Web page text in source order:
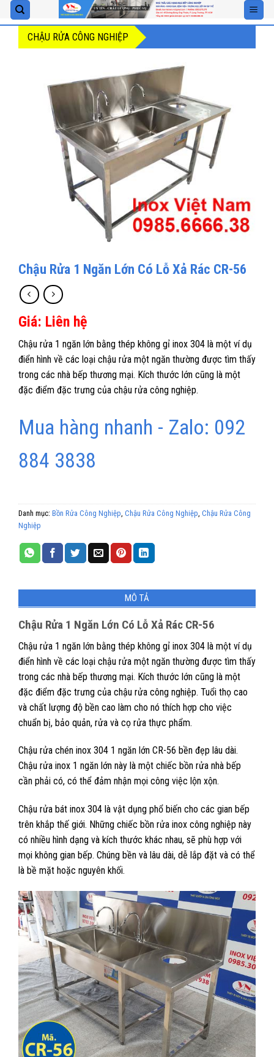
Skip
to
contentCHẬU RỬA CÔNG NGHIỆP
Chậu Rửa 1 Ngăn Lớn Có Lỗ Xả Rác CR-56
Giá: Liên hệ
Chậu rửa 1 ngăn lớn bằng thép không gỉ inox 304 là một ví dụ
điển hình về các loại chậu rửa một ngăn thường được tìm thấy
trong các nhà bếp thương mại. Kích thước lớn cũng là một
đặc điểm đặc trưng của chậu rửa công nghiệp.
Mua hàng nhanh - Zalo: 092
884 3838
Danh mục: Bồn Rửa Công Nghiệp Chậu Rửa Công Nghiệp Chậu Rửa Công
Nghiệp
MÔ TẢ
Chậu Rửa 1 Ngăn Lớn Có Lỗ Xả Rác CR-56
Chậu rửa 1 ngăn lớn bằng thép không gỉ inox 304 là một ví dụ
điển hình về các loại chậu rửa một ngăn thường được tìm thấy
trong các nhà bếp thương mại. Kích thước lớn cũng là một
đặc điểm đặc trưng của chậu rửa công nghiệp. Tuổi thọ cao
và chất lượng độ bền cao làm cho nó thích hợp cho việc
chuẩn bị, bảo quản, rửa và cọ rửa thực phẩm.
Chậu rửa chén inox 304 1 ngăn lớn CR-56 bền đẹp lâu dài.
Chậu rửa inox 1 ngăn lớn này là một chiếc bồn rửa nhà bếp
cần phải có, có thể đảm nhận mọi công việc lộn xộn.
Chậu rửa bát inox 304 là vật dụng phổ biến cho các gian bếp
trên khắp thế giới. Những chiếc bồn rửa inox công nghiệp này
có nhiều hình dạng và kích thước khác nhau, sẽ phù hợp với
mọi không gian bếp. Chúng bền và lâu dài, dễ lắp đặt và có thể
là bề mặt hoặc nguyên khối.